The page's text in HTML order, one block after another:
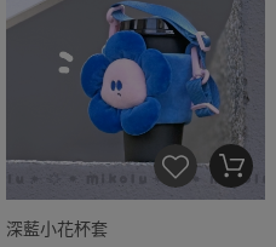
深藍小花杯套